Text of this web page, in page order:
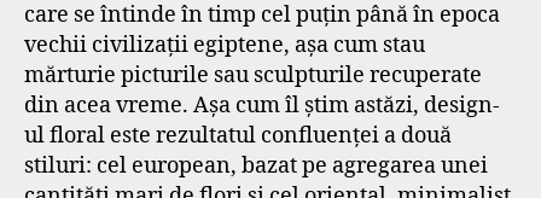
care se întinde în timp cel puțin până în epoca
vechii civilizații egiptene, așa cum stau
mărturie picturile sau sculpturile recuperate
din acea vreme. Așa cum îl știm astăzi, design-
ul floral este rezultatul confluenței a două
stiluri: cel european, bazat pe agregarea unei